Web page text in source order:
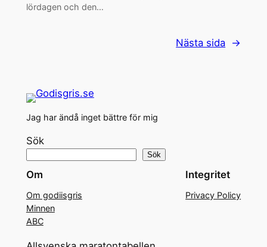
lördagen och den…
Nästa sida →
Jag har ändå inget bättre för mig
Sök
Sök
Om
Om godiisgris
Minnen
ABC
Integritet
Privacy Policy